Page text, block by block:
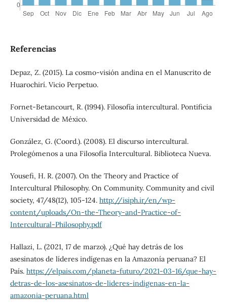
Referencias
Depaz, Z. (2015). La cosmo-visión andina en el Manuscrito de
Huarochirí. Vicio Perpetuo.
Fornet-Betancourt, R. (1994). Filosofía intercultural. Pontificia
Universidad de México.
González, G. (Coord.). (2008). El discurso intercultural.
Prolegómenos a una Filosofía Intercultural. Biblioteca Nueva.
Yousefi, H. R. (2007). On the Theory and Practice of
Intercultural Philosophy. On Community. Community and civil
society, 47/48(12), 105-124. http://isiph.ir/en/wp-
content/uploads/On-the-Theory-and-Practice-of-
Intercultural-Philosophy.pdf
Hallazi, L. (2021, 17 de marzo). ¿Qué hay detrás de los
asesinatos de líderes indígenas en la Amazonía peruana? El
País. https://elpais.com/planeta-futuro/2021-03-16/que-hay-
detras-de-los-asesinatos-de-lideres-indigenas-en-la-
amazonia-peruana.html